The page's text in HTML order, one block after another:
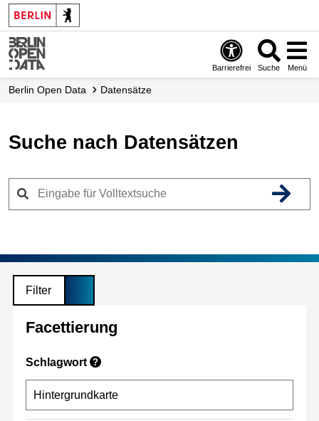
Skip
to
main
content
Barrierefrei Suche Menü
Berlin Open Data Datensätze
Suche nach Datensätzen
Filter
Facettierung
Schlagwort ?